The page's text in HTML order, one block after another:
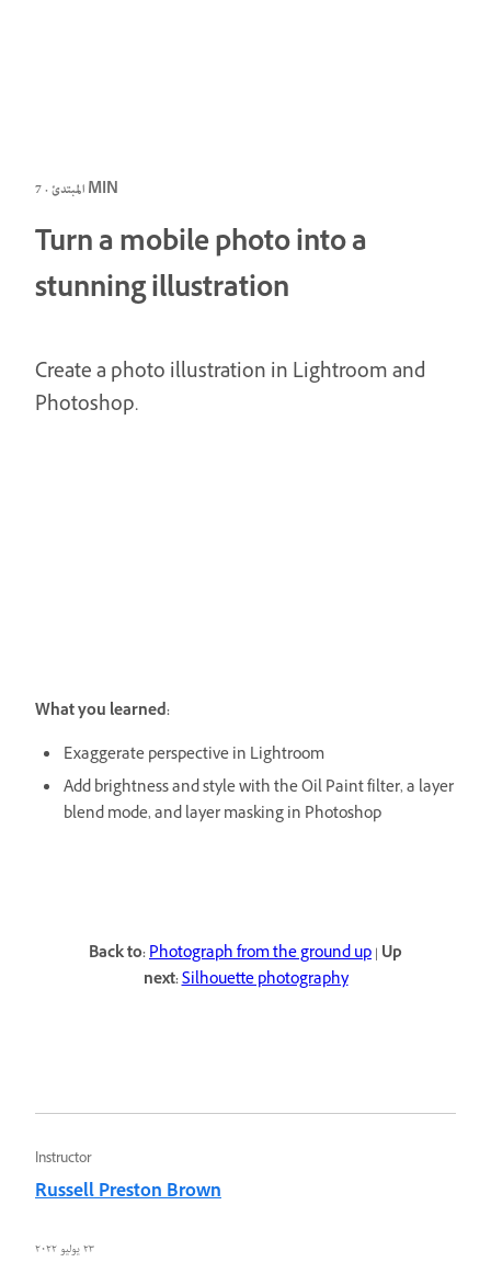
المبتدئ · 7 MIN
Turn a mobile photo into a
stunning illustration
Create a photo illustration in Lightroom and
Photoshop.
What you learned:
Exaggerate perspective in Lightroom
Add brightness and style with the Oil Paint filter, a layer
blend mode, and layer masking in Photoshop
Back to:Photograph from the ground up| Up
next:Silhouette photography
Instructor
Russell Preston Brown
٢٣ يوليو ٢٠٢٢